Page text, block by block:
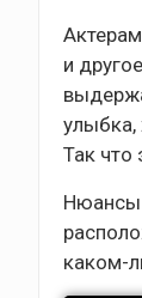
и
улыбка,
Так что
Нюансы
каком-